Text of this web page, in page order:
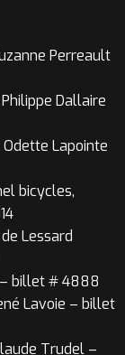
Perreault
Dallaire
Lapointe
bicycles,
Lessard
– billet # 4888
Lavoie – billet
Trudel –